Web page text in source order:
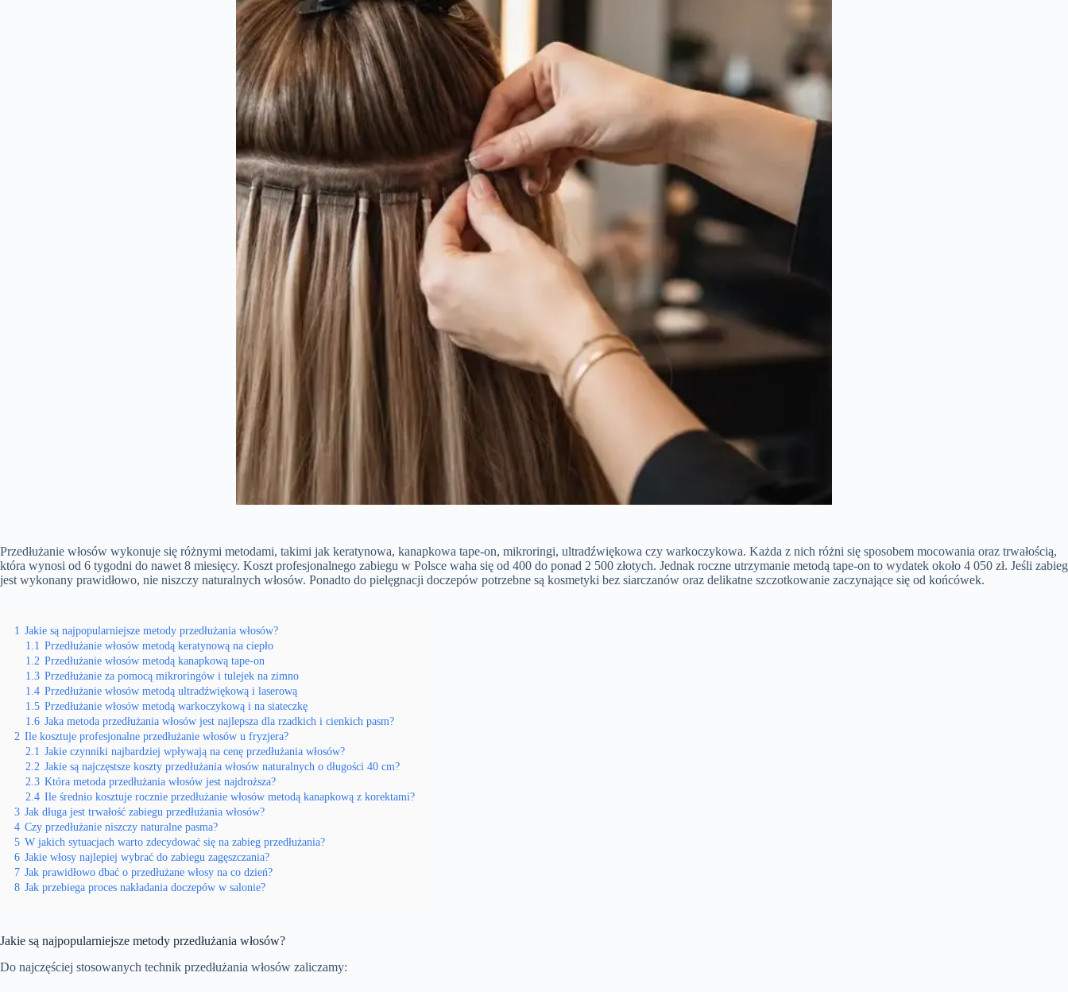
Przedłużanie włosów wykonuje się różnymi metodami, takimi jak keratynowa, kanapkowa tape-on, mikroringi, ultradźwiękowa czy warkoczykowa. Każda z nich różni się sposobem mocowania oraz trwałością,
która wynosi od 6 tygodni do nawet 8 miesięcy. Koszt profesjonalnego zabiegu w Polsce waha się od 400 do ponad 2 500 złotych. Jednak roczne utrzymanie metodą tape-on to wydatek około 4 050 zł. Jeśli zabieg
jest wykonany prawidłowo, nie niszczy naturalnych włosów. Ponadto do pielęgnacji doczepów potrzebne są kosmetyki bez siarczanów oraz delikatne szczotkowanie zaczynające się od końcówek.
1 Jakie są najpopularniejsze metody przedłużania włosów?
1.1 Przedłużanie włosów metodą keratynową na ciepło
1.2 Przedłużanie włosów metodą kanapkową tape-on
1.3 Przedłużanie za pomocą mikroringów i tulejek na zimno
1.4 Przedłużanie włosów metodą ultradźwiękową i laserową
1.5 Przedłużanie włosów metodą warkoczykową i na siateczkę
1.6 Jaka metoda przedłużania włosów jest najlepsza dla rzadkich i cienkich pasm?
2 Ile kosztuje profesjonalne przedłużanie włosów u fryzjera?
2.1 Jakie czynniki najbardziej wpływają na cenę przedłużania włosów?
2.2 Jakie są najczęstsze koszty przedłużania włosów naturalnych o długości 40 cm?
2.3 Która metoda przedłużania włosów jest najdroższa?
2.4 Ile średnio kosztuje rocznie przedłużanie włosów metodą kanapkową z korektami?
3 Jak długa jest trwałość zabiegu przedłużania włosów?
4 Czy przedłużanie niszczy naturalne pasma?
5 W jakich sytuacjach warto zdecydować się na zabieg przedłużania?
6 Jakie włosy najlepiej wybrać do zabiegu zagęszczania?
7 Jak prawidłowo dbać o przedłużane włosy na co dzień?
8 Jak przebiega proces nakładania doczepów w salonie?
Jakie są najpopularniejsze metody przedłużania włosów?
Do najczęściej stosowanych technik przedłużania włosów zaliczamy: